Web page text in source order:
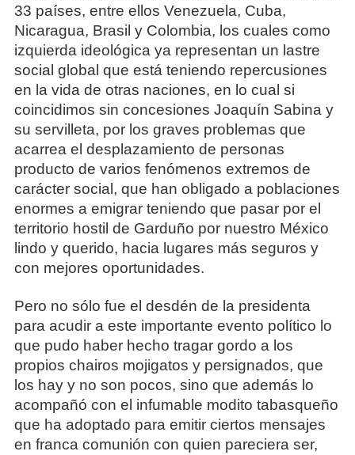
33 países, entre ellos Venezuela, Cuba,
Nicaragua, Brasil y Colombia, los cuales como
izquierda ideológica ya representan un lastre
social global que está teniendo repercusiones
en la vida de otras naciones, en lo cual si
coincidimos sin concesiones Joaquín Sabina y
su servilleta, por los graves problemas que
acarrea el desplazamiento de personas
producto de varios fenómenos extremos de
carácter social, que han obligado a poblaciones
enormes a emigrar teniendo que pasar por el
territorio hostil de Garduño por nuestro México
lindo y querido, hacia lugares más seguros y
con mejores oportunidades.
Pero no sólo fue el desdén de la presidenta
para acudir a este importante evento político lo
que pudo haber hecho tragar gordo a los
propios chairos mojigatos y persignados, que
los hay y no son pocos, sino que además lo
acompañó con el infumable modito tabasqueño
que ha adoptado para emitir ciertos mensajes
en franca comunión con quien pareciera ser,